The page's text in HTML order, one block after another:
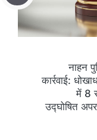
नाहन
कार्रवाई:
में 8
उद्घोषित